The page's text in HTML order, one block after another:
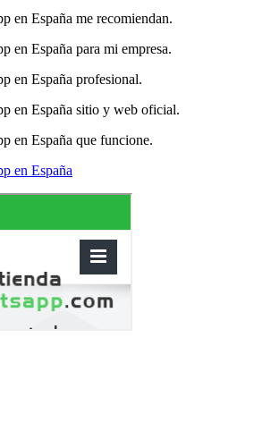
en España me recomiendan.
en España para mi empresa.
en España profesional.
en España sitio y web oficial.
en España que funcione.
en España